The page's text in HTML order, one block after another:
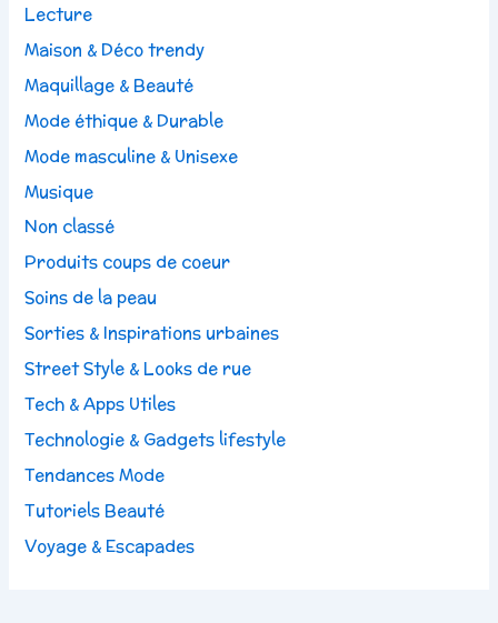
Lecture
Maison & Déco trendy
Maquillage & Beauté
Mode éthique & Durable
Mode masculine & Unisexe
Musique
Non classé
Produits coups de coeur
Soins de la peau
Sorties & Inspirations urbaines
Street Style & Looks de rue
Tech & Apps Utiles
Technologie & Gadgets lifestyle
Tendances Mode
Tutoriels Beauté
Voyage & Escapades